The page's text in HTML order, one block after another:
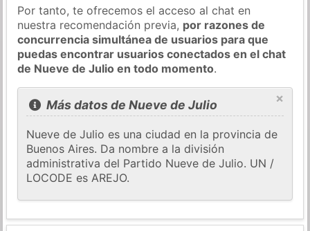
Por tanto, te ofrecemos el acceso al chat en
nuestra recomendación previa, por razones de
concurrencia simultánea de usuarios para que
puedas encontrar usuarios conectados en el chat
de Nueve de Julio en todo momento.
×
Más datos de Nueve de Julio
Nueve de Julio es una ciudad en la provincia de
Buenos Aires. Da nombre a la división
administrativa del Partido Nueve de Julio. UN /
LOCODE es AREJO.